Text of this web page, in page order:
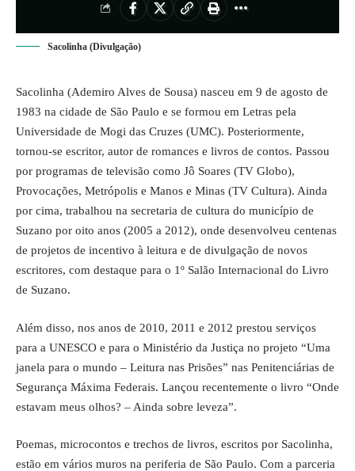
Sacolinha (Divulgação)
Sacolinha (Ademiro Alves de Sousa) nasceu em 9 de agosto de
1983 na cidade de São Paulo e se formou em Letras pela
Universidade de Mogi das Cruzes (UMC). Posteriormente,
tornou-se escritor, autor de romances e livros de contos. Passou
por programas de televisão como Jô Soares (TV Globo),
Provocações, Metrópolis e Manos e Minas (TV Cultura). Ainda
por cima, trabalhou na secretaria de cultura do município de
Suzano por oito anos (2005 a 2012), onde desenvolveu centenas
de projetos de incentivo à leitura e de divulgação de novos
escritores, com destaque para o 1º Salão Internacional do Livro
de Suzano.
Além disso, nos anos de 2010, 2011 e 2012 prestou serviços
para a UNESCO e para o Ministério da Justiça no projeto “Uma
janela para o mundo – Leitura nas Prisões” nas Penitenciárias de
Segurança Máxima Federais. Lançou recentemente o livro “Onde
estavam meus olhos? – Ainda sobre leveza”.
Poemas, microcontos e trechos de livros, escritos por Sacolinha,
estão em vários muros na periferia de São Paulo. Com a parceria